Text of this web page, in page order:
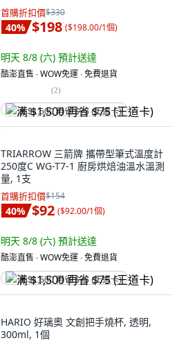
首購折扣價$330
40% $198 ($198.00/1個)
明天 8/8 (六) 預計送達
酷澎直售 ∙ WOW免運 ∙ 免費退貨
(2)
满 $1,500 再省 $75 (王道卡)
TRIARROW 三箭牌 攜帶型筆式溫度計
250度C WG-T7-1 廚房烘焙油溫水溫測
量, 1支
首購折扣價$154
40% $92 ($92.00/1個)
明天 8/8 (六) 預計送達
酷澎直售 ∙ WOW免運 ∙ 免費退貨
满 $1,500 再省 $75 (王道卡)
HARIO 好璃奧 文創把手燒杯, 透明,
300ml, 1個